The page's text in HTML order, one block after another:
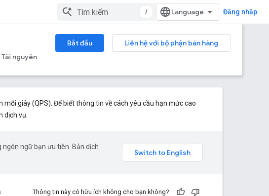
/ Đăng nhập
Bắt đầu
Liên hệ với bộ phận bán hàng
Tài nguyên
giây (QPS). Để biết thông tin về cách yêu cầu hạn mức cao
dịch vụ.
ngôn ngữ bạn ưu tiên. Bản dịch
Thông tin này có hữu ích không cho bạn không?